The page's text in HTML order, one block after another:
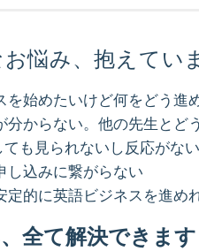
悩み、抱えてい
を始めたいけど何をどう進
分からない。他の先生とど
ても見られないし反応がない
し込みに繋がらない
定的に英語ビジネスを進め
全て解決できます